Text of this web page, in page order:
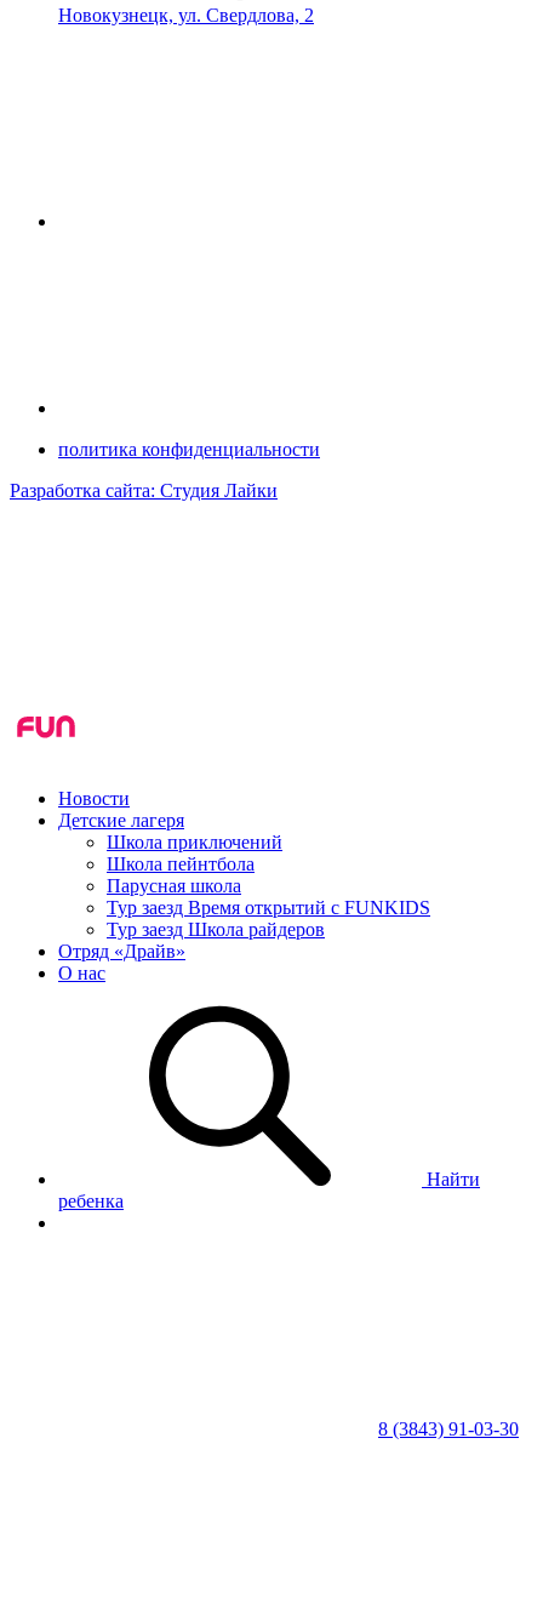
Новокузнецк, ул. Свердлова, 2
политика конфиденциальности
Разработка сайта: Студия Лайки
Новости
Детские лагеря
Школа приключений
Школа пейнтбола
Парусная школа
Тур заезд Время открытий с FUNKIDS
Тур заезд Школа райдеров
Отряд «Драйв»
О нас
Найти
ребенка
8 (3843) 91-03-30